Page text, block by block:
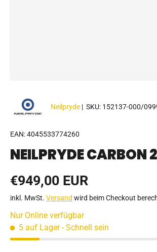
Neilpryde | SKU: 152137-000/
EAN:4045533774260
NEILPRYDE CARBON
Normaler Preis
€949,00 EUR
inkl. MwSt. Versand wird beim Checkout
Nur Online verfügbar
5 auf Lager - Schnell sein